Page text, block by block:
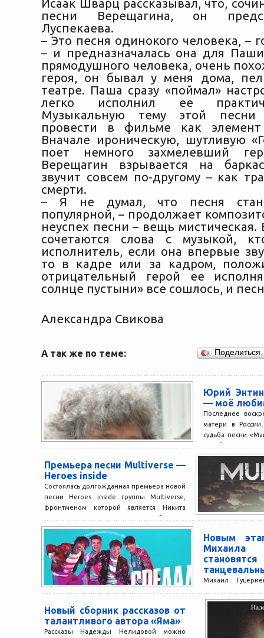
Исаак Шварц рассказывал, что,
песни Верещагина, он
Луспекаева.
– Это песня одинокого человека, –
– и предназначалась она для
прямодушного человека, очень
героя, он бывал у меня дома,
театре. Паша сразу «поймал»
легко исполнил ее
Музыкальную тему этой песни
провести в фильме как элемент
Вначале ироническую, шутливую
поет немного захмелевший
Верещагин взрывается на
звучит совсем по-другому – как
смерти.
– Я не думал, что песня
популярной, – продолжает
неуспех песни – вещь мистическая.
сочетаются слова с музыкой,
исполнитель, если она впервые
то в кадре или за кадром,
отрицательный герой ее
солнце пустыни» все сошлось, и
Александра Свикова
А так же по теме:
Юрий
— моё
Последнее
матери в
судьба песни
и любимых...
Премьера песни Multiverse —
Heroes inside
Состоялась долгожданная премьера новой
песни Heroes inside группы Multiverse,
фронтменом которой является Никита
Пресняков. Это новая песня с дебютного
альбома группы,...
Новым
Михаил
приступив
слушателей.
Новый сборник рассказов от
талантливого автора «Яма»
Рассказы Надежды Нелидовой можно